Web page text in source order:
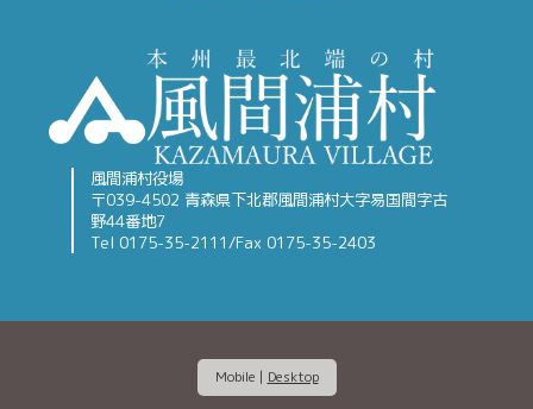
風間浦村役場
〒039-4502 青森県下北郡風間浦村大字易国間字古
野44番地7
Tel 0175-35-2111/Fax 0175-35-2403
Mobile | Desktop